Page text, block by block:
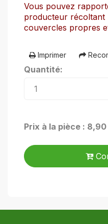
Vous pouvez
producteur récoltant
couvercles propres
Imprimer
Quantité:
Prix à la pièce : 8,90